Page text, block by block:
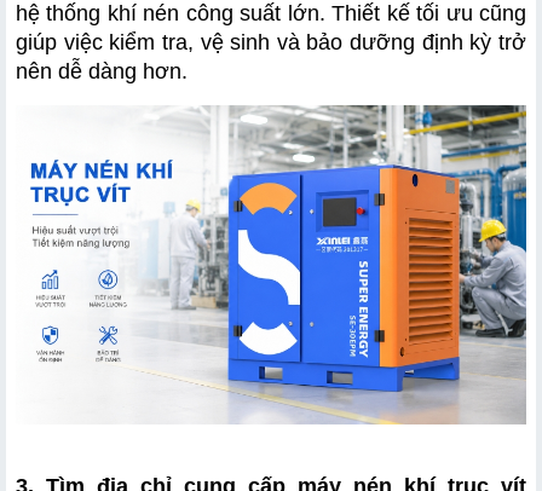
hệ thống khí nén công suất lớn. Thiết kế tối ưu cũng
giúp việc kiểm tra, vệ sinh và bảo dưỡng định kỳ trở
nên dễ dàng hơn.